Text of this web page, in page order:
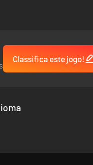
Classifica este jogo!